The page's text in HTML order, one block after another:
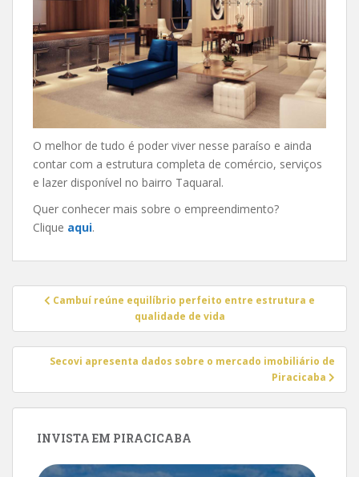
O melhor de tudo é poder viver nesse paraíso e ainda
contar com a estrutura completa de comércio, serviços
e lazer disponível no bairro Taquaral.
Quer conhecer mais sobre o empreendimento?
Clique aqui.
Navegação
Post
Cambuí reúne equilíbrio perfeito entre estrutura e
qualidade de vida
Secovi apresenta dados sobre o mercado imobiliário de
Piracicaba
INVISTA EM PIRACICABA